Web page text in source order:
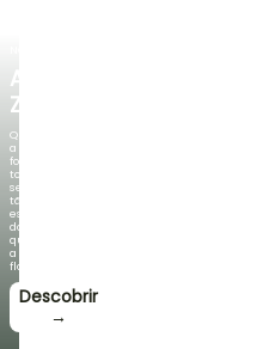
AGAPANTHUS
ZAMBEZI
Quando
a
folhagem
torna-
se
tão
espetacular
do
que
a
floração!
Descobrir
→